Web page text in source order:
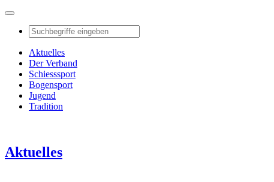
Aktuelles
Der Verband
Schiesssport
Bogensport
Jugend
Tradition
Aktuelles